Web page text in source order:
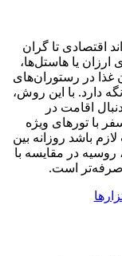
اقتصادی تا گران
ارزان یا هاستل‌ها،
غذا در رستوران‌های
دارد. با این روش،
اگر به‌دنبال اقامت در
و سفر با تورهای ویژه
باشد روزانه بین
روسیه در مقایسه با
است.